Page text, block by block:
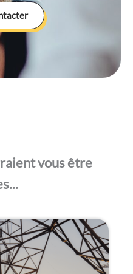
vous être